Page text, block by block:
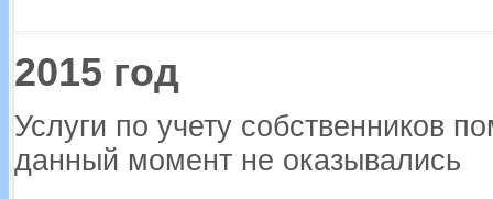
2015 год
Услуги по учету собственников
данный момент не оказывались